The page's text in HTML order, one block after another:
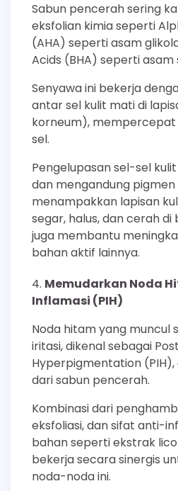
Sabun pencerah sering
eksfolian kimia seperti
(AHA) seperti asam
Acids (BHA) seperti asam
Senyawa ini bekerja
antar sel kulit mati di
korneum),
sel.
Pengelupasan sel-sel
dan mengandung
menampakkan lapisan
segar, halus, dan cerah di
juga membantu
bahan aktif lainnya.
Memudarkan Noda
Inflamasi (PIH)
Noda hitam yang muncul
iritasi, dikenal sebagai
Hyperpigmentation
dari sabun pencerah.
Kombinasi dari
eksfoliasi, dan sifat anti-
bahan seperti ekstrak
bekerja secara sinergis
noda-noda ini.